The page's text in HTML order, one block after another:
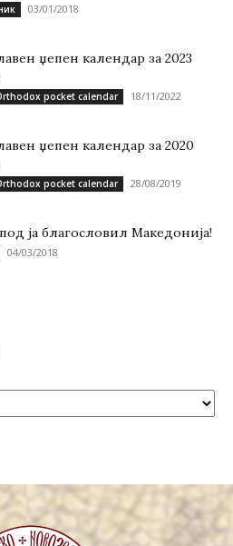
03/01/2018
џепен календар за 2023
pocket calendar 18/11/2022
џепен календар за 2020
pocket calendar 28/08/2019
ја благословил Македонија!
04/03/2018